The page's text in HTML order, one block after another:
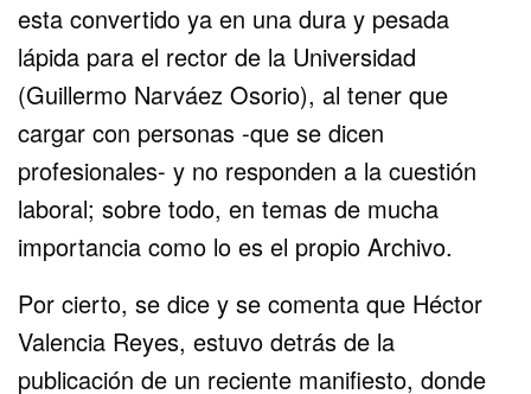
esta convertido ya en una dura y pesada
lápida para el rector de la Universidad
(Guillermo Narváez Osorio), al tener que
cargar con personas -que se dicen
profesionales- y no responden a la cuestión
laboral; sobre todo, en temas de mucha
importancia como lo es el propio Archivo.
Por cierto, se dice y se comenta que Héctor
Valencia Reyes, estuvo detrás de la
publicación de un reciente manifiesto, donde